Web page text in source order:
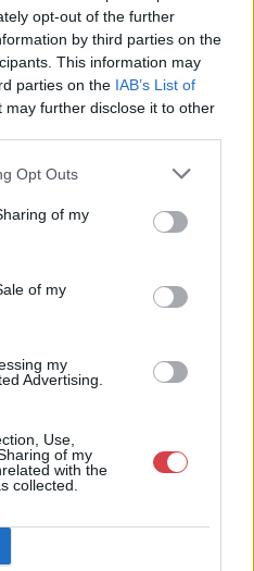
opt-out of the further
by third parties on the
This information may
parties on the IAB’s List of
may further disclose it to other
Opt Outs
of my
of my
my
Advertising.
Use,
of my
with the
collected.
Telefon: (06 1) 331 0513
Weboldal: http://bav-art.hu
múltú, 240 esztendeje
vállalkozásaként a BÁV ZRt.
szereplője. A 2007-ben
színterévé, kereskedelmi
legnagyobb
rendelkező BÁV ZRt.
napján állnak a műtárgyat